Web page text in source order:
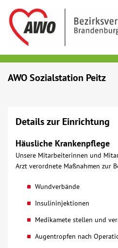
Menschen mit Behinderung
Beratung & Hilfe
Bildung
Über uns
AWO Sozialstation Peitz
Details zur Einrichtung
Häusliche Krankenpflege
Unsere Mitarbeiterinnen und
Arzt verordnete Maßnahmen zur
Wundverbände
Insulininjektionen
Medikamete stellen und
Augentropfen nach